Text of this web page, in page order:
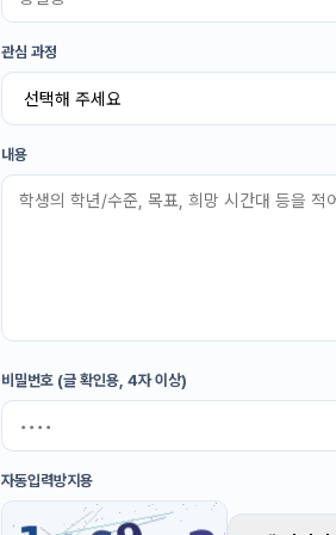
관심 과정
내용
비밀번호 (글 확인용, 4자 이상)
자동입력방지용